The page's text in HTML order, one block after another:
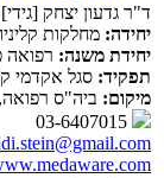
ד"ר גדעון יצחק
יחידה: מחלקות
יחידת משנה: רפואה
תפקיד: סגל אקדמי
מיקום: ביה"ס רפואה,